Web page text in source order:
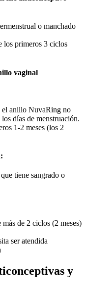
o manchado
los primeros 3 ciclos
vaginal
el anillo NuvaRing no
días de menstruación.
1-2 meses (los 2
tiene sangrado o
de 2 ciclos (2 meses)
ser atendida
y